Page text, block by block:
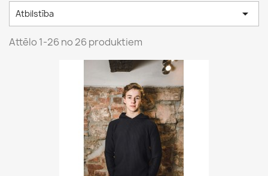
Atbilstība 
Attēlo 1-26 no 26 produktiem